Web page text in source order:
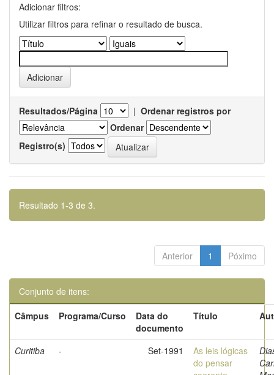
Adicionar filtros:
Utilizar filtros para refinar o resultado de busca.
Resultados/Página | Ordenar registros por
Ordenar
Registro(s)
Resultado 1-3 de 3.
Anterior 1 Póximo
Conjunto de itens:
Câmpus
Programa/Curso
Data do
documento
Título
Curitiba - Set-1991
As leis lógicas
do pensar